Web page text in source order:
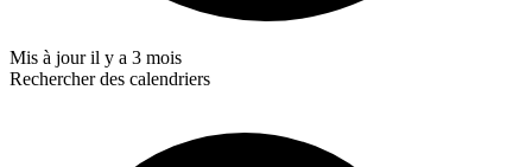
Mis à jour il y a 3 mois
Rechercher des calendriers